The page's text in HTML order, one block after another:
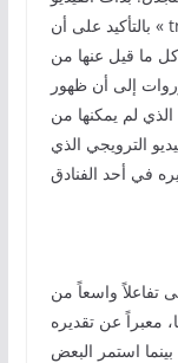
بالتأكيد على أن « trace d’amour » ليست سوى أثر لقرصة
ما قيل عنها من
إلى أن ظهور
لم يمكنها من
الترويجي الذي
تفاعلاً واسعاً من
معبراً عن تقديره
استمر البعض